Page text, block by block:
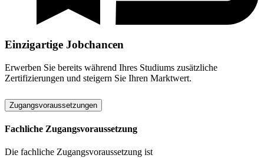
Einzigartige Jobchancen
Erwerben Sie bereits während Ihres Studiums zusätzliche
Zertifizierungen und steigern Sie Ihren Marktwert.
Zugangsvoraussetzungen
Fachliche Zugangsvoraussetzung
Die fachliche Zugangsvoraussetzung ist